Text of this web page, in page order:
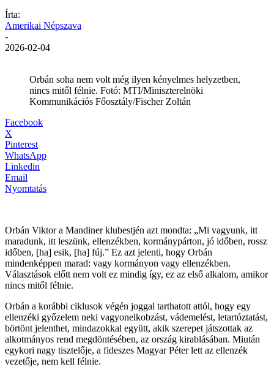
Írta:
Amerikai Népszava
-
2026-02-04
Orbán soha nem volt még ilyen kényelmes helyzetben,
nincs mitől félnie. Fotó: MTI/Miniszterelnöki
Kommunikációs Főosztály/Fischer Zoltán
Facebook
X
Pinterest
WhatsApp
Linkedin
Email
Nyomtatás
Orbán Viktor a Mandiner klubestjén azt mondta: „Mi vagyunk, itt
maradunk, itt leszünk, ellenzékben, kormánypárton, jó időben, rossz
időben, [ha] esik, [ha] fúj.” Ez azt jelenti, hogy Orbán
mindenképpen marad: vagy kormányon vagy ellenzékben.
Választások előtt nem volt ez mindig így, ez az első alkalom, amikor
nincs mitől félnie.
Orbán a korábbi ciklusok végén joggal tarthatott attól, hogy egy
ellenzéki győzelem neki vagyonelkobzást, vádemelést, letartóztatást,
börtönt jelenthet, mindazokkal együtt, akik szerepet játszottak az
alkotmányos rend megdöntésében, az ország kirablásában. Miután
egykori nagy tisztelője, a fideszes Magyar Péter lett az ellenzék
vezetője, nem kell félnie.